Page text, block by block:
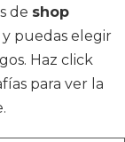
de shop
puedas elegir
Haz click
para ver la